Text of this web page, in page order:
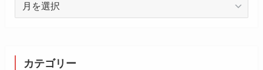
ブ
カテゴリー